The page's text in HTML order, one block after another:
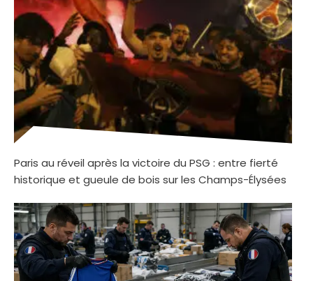
Paris au réveil après la victoire du PSG : entre fierté
historique et gueule de bois sur les Champs-Élysées